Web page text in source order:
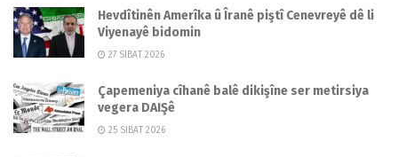
Hevdîtinên Amerîka û Îranê piştî Cenevreyê dê li
Viyenayê bidomin
27 SIBAT 2026
Çapemeniya cîhanê balê dikişîne ser metirsiya
vegera DAIŞê
25 SIBAT 2026